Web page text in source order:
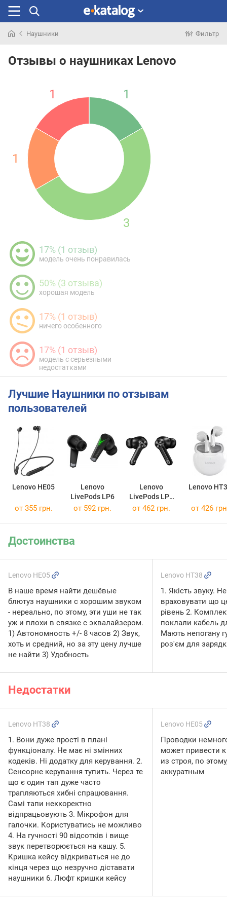
раньше
Наушники Фильтр
Отзывы о наушниках Lenovo
1
3
1
1
17% (1 отзыв)
модель очень понравилась
50% (3 отзыва)
хорошая модель
17% (1 отзыв)
ничего особенного
17% (1 отзыв)
модель с серьезными
недостатками
Лучшие Наушники по отзывам
пользователей
Lenovo HE05
Lenovo
LivePods LP6
Lenovo
LivePods LP3
Pro
Lenovo
от 355 грн. от 592 грн. от 462 грн. от 426
Достоинства
Lenovo HE05
В наше время найти дешёвые
блютуз наушники с хорошим звуком
- нереально, по этому, эти уши не так
уж и плохи в связке с эквалайзером.
1) Автономность +/- 8 часов 2) Звук,
хоть и средний, но за эту цену лучше
не найти 3) Удобность
Lenovo HT38
1. Якість звуку.
враховувати що
рівень 2.
поклали кабель
Мають непогану
роз'єм для
Недостатки
Lenovo HT38
1. Вони дуже прості в плані
функціоналу. Не має ні змінних
кодеків. Ні додатку для керування. 2.
Сенсорне керування тупить. Через те
що є один тап дуже часто
трапляються хибні спрацювання.
Самі тапи неккоректно
відпрацьовують 3. Мікрофон для
галочки. Користуватись не можливо
4. На гучності 90 відсотків і вище
звук перетворюється на кашу. 5.
Кришка кейсу відкриваться не до
кінця через що незручно діставати
наушники 6. Люфт кришки кейсу
Lenovo HE05
Проводки
может привести
из строя, по
аккуратным